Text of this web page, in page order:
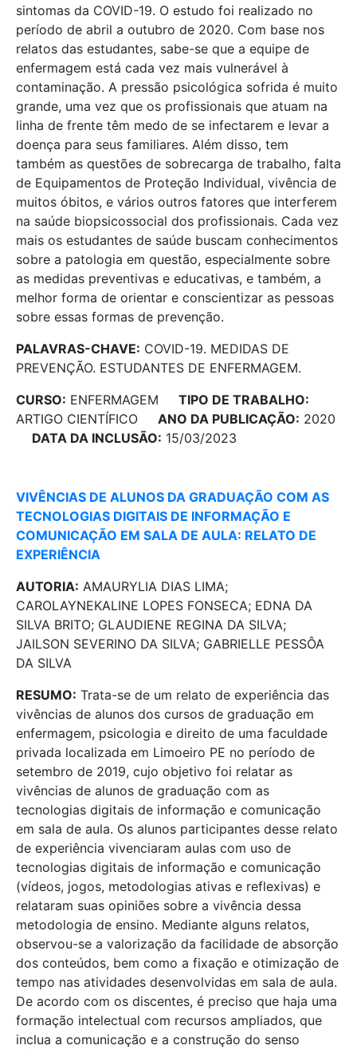
sintomas da COVID-19. O estudo foi realizado no
período de abril a outubro de 2020. Com base nos
relatos das estudantes, sabe-se que a equipe de
enfermagem está cada vez mais vulnerável à
contaminação. A pressão psicológica sofrida é muito
grande, uma vez que os profissionais que atuam na
linha de frente têm medo de se infectarem e levar a
doença para seus familiares. Além disso, tem
também as questões de sobrecarga de trabalho, falta
de Equipamentos de Proteção Individual, vivência de
muitos óbitos, e vários outros fatores que interferem
na saúde biopsicossocial dos profissionais. Cada vez
mais os estudantes de saúde buscam conhecimentos
sobre a patologia em questão, especialmente sobre
as medidas preventivas e educativas, e também, a
melhor forma de orientar e conscientizar as pessoas
sobre essas formas de prevenção.
PALAVRAS-CHAVE: COVID-19. MEDIDAS DE
PREVENÇÃO. ESTUDANTES DE ENFERMAGEM.
CURSO: ENFERMAGEM
TIPO DE TRABALHO:
ARTIGO CIENTÍFICO
ANO DA PUBLICAÇÃO: 2020
DATA DA INCLUSÃO: 15/03/2023
VIVÊNCIAS DE ALUNOS DA GRADUAÇÃO COM AS
TECNOLOGIAS DIGITAIS DE INFORMAÇÃO E
COMUNICAÇÃO EM SALA DE AULA: RELATO DE
EXPERIÊNCIA
AUTORIA: AMAURYLIA DIAS LIMA;
CAROLAYNEKALINE LOPES FONSECA; EDNA DA
SILVA BRITO; GLAUDIENE REGINA DA SILVA;
JAILSON SEVERINO DA SILVA; GABRIELLE PESSÔA
DA SILVA
RESUMO: Trata-se de um relato de experiência das
vivências de alunos dos cursos de graduação em
enfermagem, psicologia e direito de uma faculdade
privada localizada em Limoeiro PE no período de
setembro de 2019, cujo objetivo foi relatar as
vivências de alunos de graduação com as
tecnologias digitais de informação e comunicação
em sala de aula. Os alunos participantes desse relato
de experiência vivenciaram aulas com uso de
tecnologias digitais de informação e comunicação
(vídeos, jogos, metodologias ativas e reflexivas) e
relataram suas opiniões sobre a vivência dessa
metodologia de ensino. Mediante alguns relatos,
observou-se a valorização da facilidade de absorção
dos conteúdos, bem como a fixação e otimização de
tempo nas atividades desenvolvidas em sala de aula.
De acordo com os discentes, é preciso que haja uma
formação intelectual com recursos ampliados, que
inclua a comunicação e a construção do senso